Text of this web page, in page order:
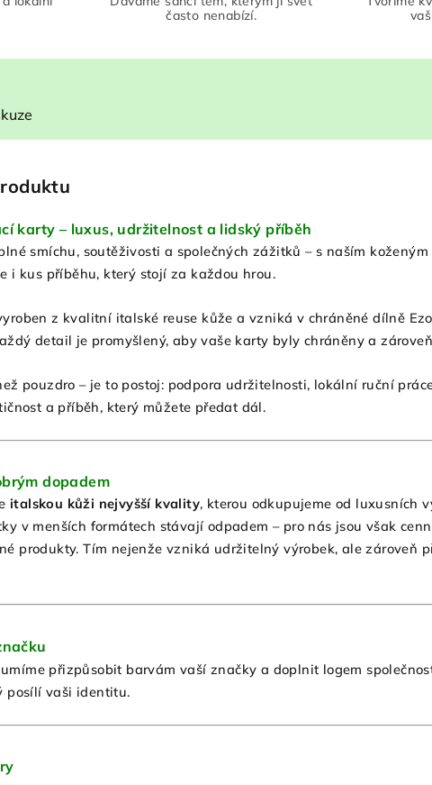
často nenabízí.
karty – luxus, udržitelnost a lidský příběh
smíchu, soutěživosti a společných zážitků – s naším
i kus příběhu, který stojí za každou hrou.
z kvalitní italské reuse kůže a vzniká v chráněné dílně
detail je promyšlený, aby vaše karty byly chráněny a
pouzdro – je to postoj: podpora udržitelnosti, lokální ruční
a příběh, který můžete předat dál.
dopadem
italskou kůži nejvyšší kvality, kterou odkupujeme od luxusních
v menších formátech stávají odpadem – pro nás jsou však
produkty. Tím nejenže vzniká udržitelný výrobek, ale zároveň
přizpůsobit barvám vaší značky a doplnit logem
posílí vaši identitu.